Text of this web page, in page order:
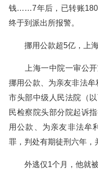
钱……7年后，已转账180
终于到派出所报警。
挪用公款超5亿，上海
上海一中院一审公开
挪用公款、为亲友非法
市头部中级人民法院（
民检察院头部分院起诉
用公款、为亲友非法牟
罪，判处有期徒刑六年，
外逃仅1个月，他就被